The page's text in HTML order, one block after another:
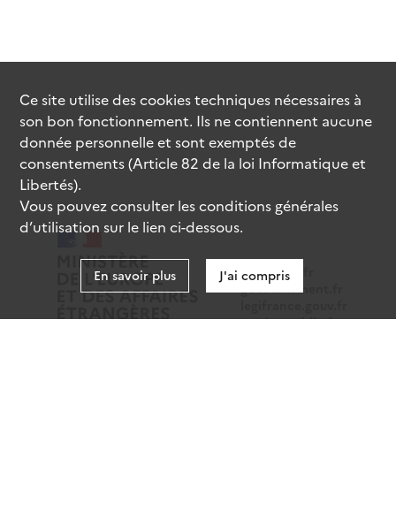
data.gouv.fr
gouvernement.fr
service-public.fr
Ce site utilise descookiestechniques nécessaires à
son bon fonctionnement. Ils ne contiennent aucune
donnée personnelle et sont exemptés de
consentements (Article 82 de la loi Informatique et
Libertés).
Vous pouvez consulter les conditions générales
d’utilisation sur le lien ci-dessous.
En savoir plus J'ai compris